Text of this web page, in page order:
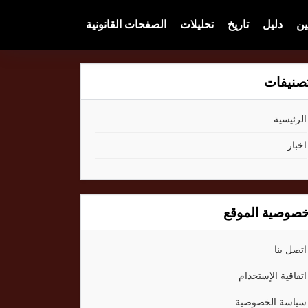
دليل تاريخ تحليلات الصفحات القانونية
الرئيسية
اخبار
الموقع
اتصل بنا
اتفاقية الإستخدام
سياسة الخصوصية